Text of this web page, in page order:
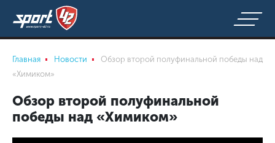
Главная Новости
Обзор второй полуфинальной победы над
«Химиком»
Обзор второй полуфинальной
победы над «Химиком»